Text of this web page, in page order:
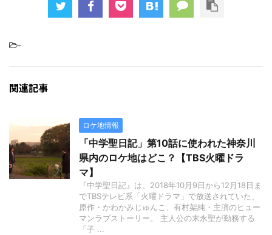
-
関連記事
ロケ地情報
「中学聖日記」第10話に使われた神奈川
県内のロケ地はどこ？【TBS火曜ドラ
マ】
『中学聖日記』は、2018年10月9日から12月18日ま
でTBSテレビ系「火曜ドラマ」で放送されていた、
原作・かわかみじゅんこ、有村架純・主演のヒュー
マンラブストーリー。 主人公の末永聖が勤務する
「子 ...